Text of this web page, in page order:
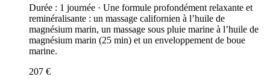
Durée : 1 journée · Une formule profondément relaxante et
reminéralisante : un massage californien à l’huile de
magnésium marin, un massage sous pluie marine à l’huile de
magnésium marin (25 min) et un enveloppement de boue
marine.
207 €